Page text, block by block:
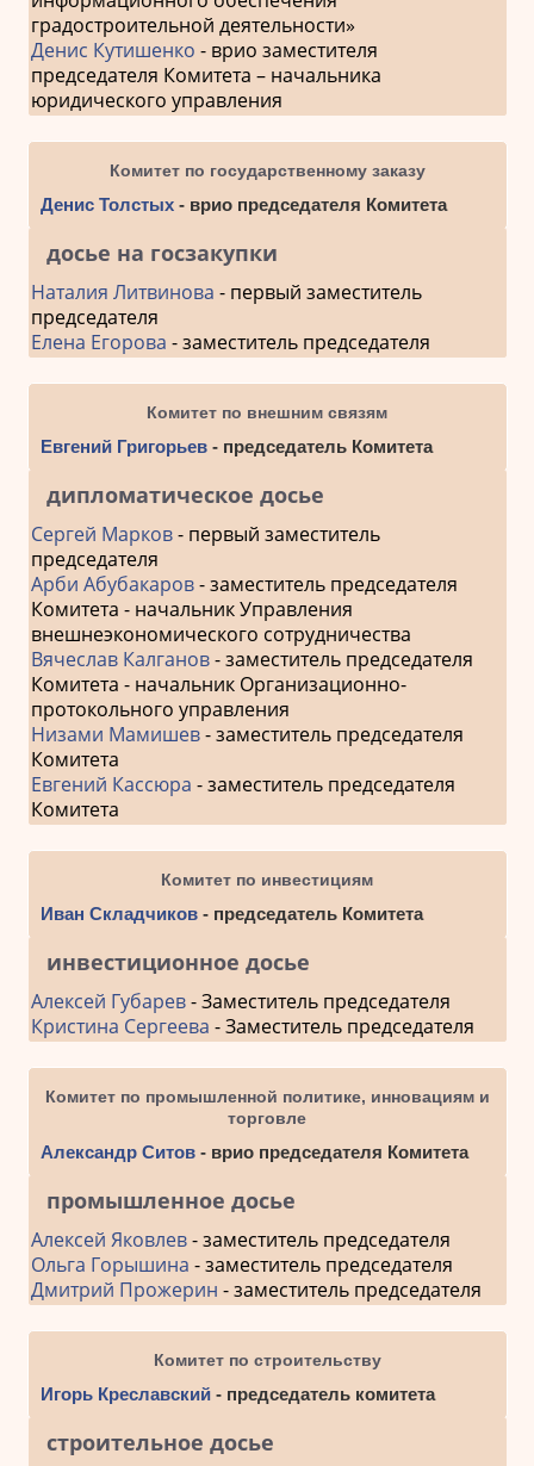
градостроительной деятельности»
Денис Кутишенко - врио заместителя
председателя Комитета – начальника
юридического управления
Комитет по государственному заказу
Денис Толстых- врио председателя Комитета
досье на госзакупки
Наталия Литвинова - первый заместитель
председателя
Елена Егорова - заместитель председателя
Комитет по внешним связям
Евгений Григорьев- председатель Комитета
дипломатическое досье
Сергей Марков- первый заместитель
председателя
Арби Абубакаров- заместитель председателя
Комитета - начальник Управления
внешнеэкономического сотрудничества
Вячеслав Калганов- заместитель председателя
Комитета - начальник Организационно-
протокольного управления
Низами Мамишев- заместитель председателя
Комитета
Евгений Кассюра - заместитель председателя
Комитета
Комитет по инвестициям
Иван Складчиков- председатель Комитета
инвестиционное досье
Алексей Губарев- Заместитель председателя
Кристина Сергеева - Заместитель председателя
Комитет по промышленной политике, инновациям и
торговле
Александр Ситов- врио председателя Комитета
промышленное досье
Алексей Яковлев- заместитель председателя
Ольга Горышина - заместитель председателя
Дмитрий Прожерин - заместитель председателя
Комитет по строительству
Игорь Креславский - председатель комитета
строительное досье